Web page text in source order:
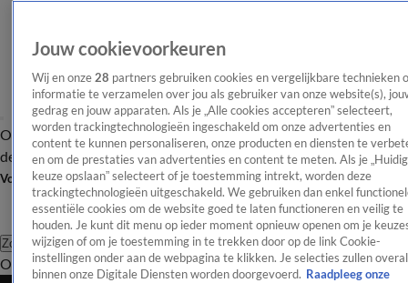
OverzichtAfleveringen Entertainment TV Algemeen
Tip
de redactieNieuwsbrief
Volg Shownieuws
Zoeken
OverzichtEntertainmentSpraakmakendRealityCrimeVideo's
Jouw cookievoorkeuren
Wij en onze 28 partners gebruiken cookies en vergelijkbare technieken
informatie te verzamelen over jou als gebruiker van onze website(s),
gedrag en jouw apparaten. Als je „Alle cookies accepteren” selecteert,
worden trackingtechnologieën ingeschakeld om onze advertenties en
content te kunnen personaliseren, onze producten en diensten te
en om de prestaties van advertenties en content te meten. Als je
keuze opslaan” selecteert of je toestemming intrekt, worden deze
trackingtechnologieën uitgeschakeld. We gebruiken dan enkel
essentiële cookies om de website goed te laten functioneren en veilig te
houden. Je kunt dit menu op ieder moment opnieuw openen om je
wijzigen of om je toestemming in te trekken door op de link Cookie-
instellingen onder aan de webpagina te klikken. Je selecties zullen overal
binnen onze Digitale Diensten worden doorgevoerd. Raadpleeg onze